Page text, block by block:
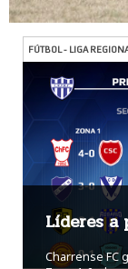
FÚTBOL - LIGA
Líderes
Charrense FC